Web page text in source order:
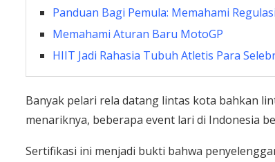
Panduan Bagi Pemula: Memahami
Memahami Aturan Baru MotoGP
HIIT Jadi Rahasia Tubuh Atletis Para
Banyak pelari rela datang lintas kota bahkan
menariknya, beberapa event lari di Indonesia
Sertifikasi ini menjadi bukti bahwa